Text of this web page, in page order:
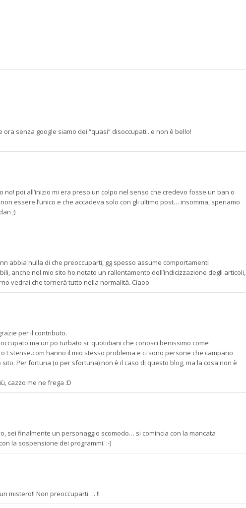
ora senza google siamo dei “quasi” disoccupati.. e non è bello!
no! poi all’inizio mi era preso un colpo nel senso che credevo fosse un ban o
essere l’unico e che accadeva solo con gli ultimo post… insomma, speriamo
;)
abbia nulla di che preoccuparti, gg spesso assume comportamenti
anche nel mio sito ho notato un rallentamento dell’indicizzazione degli articoli,
vedrai che tornerà tutto nella normalità. Ciaoo
per il contributo.
ma un po turbato si: quotidiani che conosci benissimo come
o Estense.com hanno il mio stesso problema e ci sono persone che campano
Per fortuna (o per sfortuna) non è il caso di questo blog, ma la cosa non è
cazzo me ne frega :D
sei finalmente un personaggio scomodo… si comincia con la mancata
la sospensione dei programmi. :-)
mistero!! Non preoccuparti…. !!